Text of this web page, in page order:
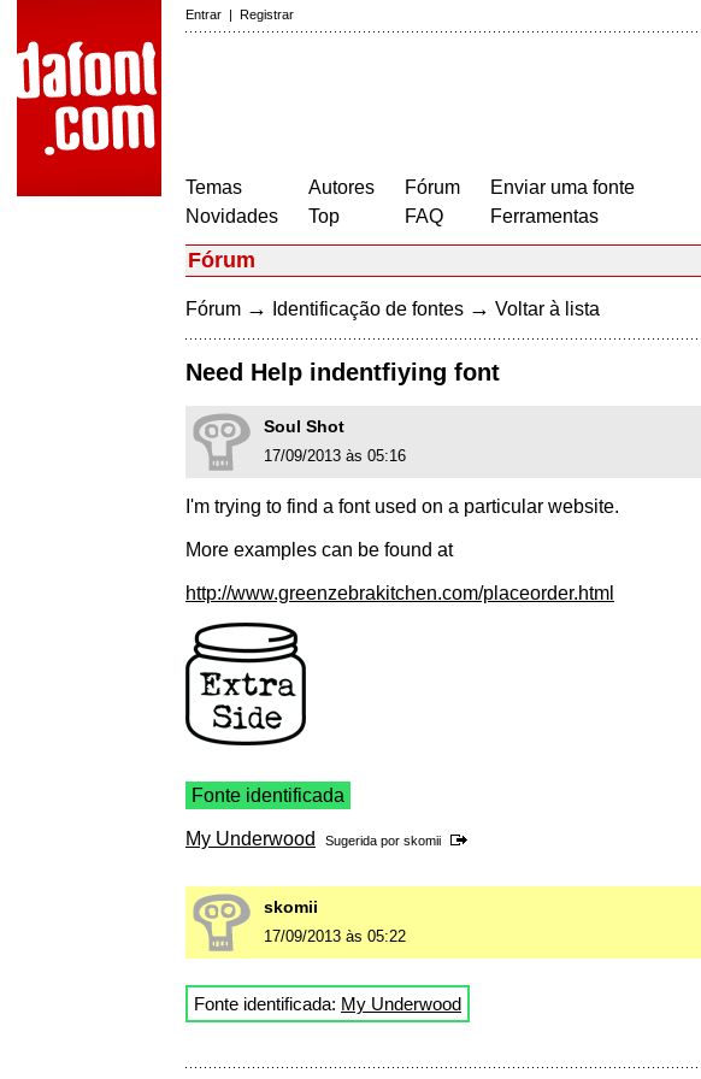
Entrar | Registrar
Temas
Novidades
Autores
Top
Fórum
FAQ
Enviar uma fonte
Ferramentas
Fórum
Fórum → Identificação de fontes → Voltar à lista
Need Help indentfiying font
Soul Shot
17/09/2013 às 05:16
I'm trying to find a font used on a particular website.
More examples can be found at
http://www.greenzebrakitchen.com/placeorder.html
Fonte identificada
My Underwood Sugerida por skomii
skomii
17/09/2013 às 05:22
Fonte identificada: My Underwood